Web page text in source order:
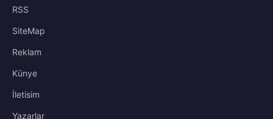
RSS
SiteMap
Reklam
Künye
İletisim
Yazarlar